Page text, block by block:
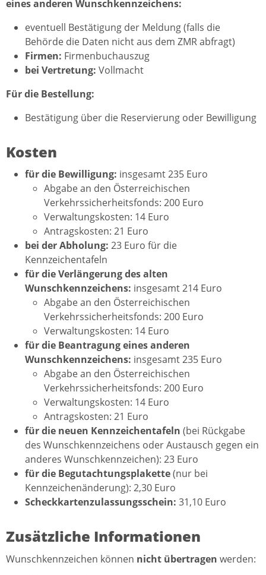
eines anderen Wunschkennzeichens:
eventuell Bestätigung der Meldung (falls die
Behörde die Daten nicht aus dem ZMR abfragt)
Firmen: Firmenbuchauszug
bei Vertretung: Vollmacht
Für die Bestellung:
Bestätigung über die Reservierung oder Bewilligung
Kosten
für die Bewilligung: insgesamt 235 Euro
Abgabe an den Österreichischen
Verkehrssicherheitsfonds: 200 Euro
Verwaltungskosten: 14 Euro
Antragskosten: 21 Euro
bei der Abholung: 23 Euro für die
Kennzeichentafeln
für die Verlängerung des alten
Wunschkennzeichens: insgesamt 214 Euro
Abgabe an den Österreichischen
Verkehrssicherheitsfonds: 200 Euro
Verwaltungskosten: 14 Euro
für die Beantragung eines anderen
Wunschkennzeichens: insgesamt 235 Euro
Abgabe an den Österreichischen
Verkehrssicherheitsfonds: 200 Euro
Verwaltungskosten: 14 Euro
Antragskosten: 21 Euro
für die neuen Kennzeichentafeln (bei Rückgabe
des Wunschkennzeichens oder Austausch gegen ein
anderes Wunschkennzeichen): 23 Euro
für die Begutachtungsplakette(nur bei
Kennzeichenänderung): 2,30 Euro
Scheckkartenzulassungsschein: 31,10 Euro
Zusätzliche Informationen
Wunschkennzeichen können nicht übertragen werden: